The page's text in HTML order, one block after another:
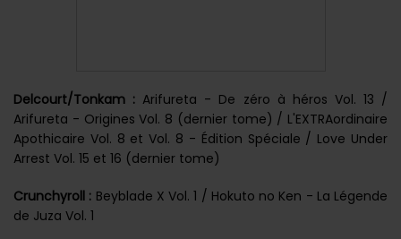
Delcourt/Tonkam : Arifureta - De zéro à héros Vol. 13 /
Arifureta - Origines Vol. 8 (dernier tome) / L'EXTRAordinaire
Apothicaire Vol. 8 et Vol. 8 - Édition Spéciale / Love Under
Arrest Vol. 15 et 16 (dernier tome)
Crunchyroll : Beyblade X Vol. 1 / Hokuto no Ken - La Légende
de Juza Vol. 1